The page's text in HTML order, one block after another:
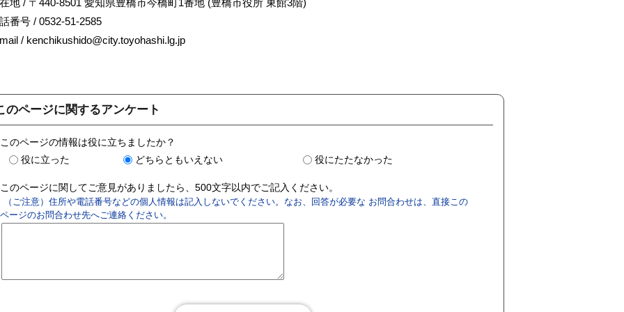
地 / 〒440-8501 愛知県豊橋市今橋町1番地 (豊橋市役所 東館3階)
番号 / 0532-51-2585
/ kenchikushido@city.toyohashi.lg.jp
のページに関するアンケート
このページの情報は役に立ちましたか？
役に立った
どちらともいえない 役にたたなかった
このページに関してご意見がありましたら、500文字以内でご記入ください。
（ご注意）住所や電話番号などの個人情報は記入しないでください。なお、回答が必要な お問合わせは、直接この
ページのお問合わせ先へご連絡ください。